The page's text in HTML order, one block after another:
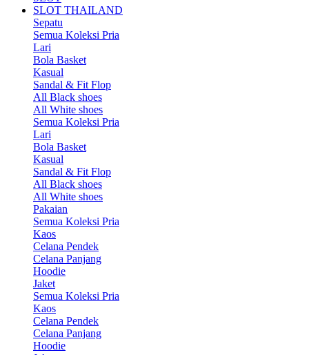
SLOT THAILAND
Sepatu
Semua Koleksi Pria
Lari
Bola Basket
Kasual
Sandal & Fit Flop
All Black shoes
All White shoes
Semua Koleksi Pria
Lari
Bola Basket
Kasual
Sandal & Fit Flop
All Black shoes
All White shoes
Pakaian
Semua Koleksi Pria
Kaos
Celana Pendek
Celana Panjang
Hoodie
Jaket
Semua Koleksi Pria
Kaos
Celana Pendek
Celana Panjang
Hoodie